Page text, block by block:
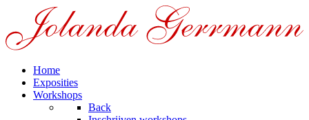
Home
Exposities
Workshops
Back